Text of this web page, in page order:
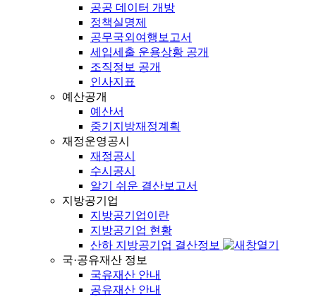
공공 데이터 개방
정책실명제
공무국외여행보고서
세입세출 운용상황 공개
조직정보 공개
인사지표
예산공개
예산서
중기지방재정계획
재정운영공시
재정공시
수시공시
알기 쉬운 결산보고서
지방공기업
지방공기업이란
지방공기업 현황
산하 지방공기업 결산정보
국·공유재산 정보
국유재산 안내
공유재산 안내